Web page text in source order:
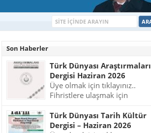
Son Haberler
Türk Dünyası Araştırmaları
Dergisi Haziran 2026
Üye olmak için tıklayınız..
Fihristlere ulaşmak için
Türk Dünyası Tarih Kültür
Dergisi – Haziran 2026